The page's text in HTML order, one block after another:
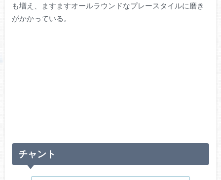
も増え、ますますオールラウンドなプレースタイルに磨き
がかかっている。
チャント